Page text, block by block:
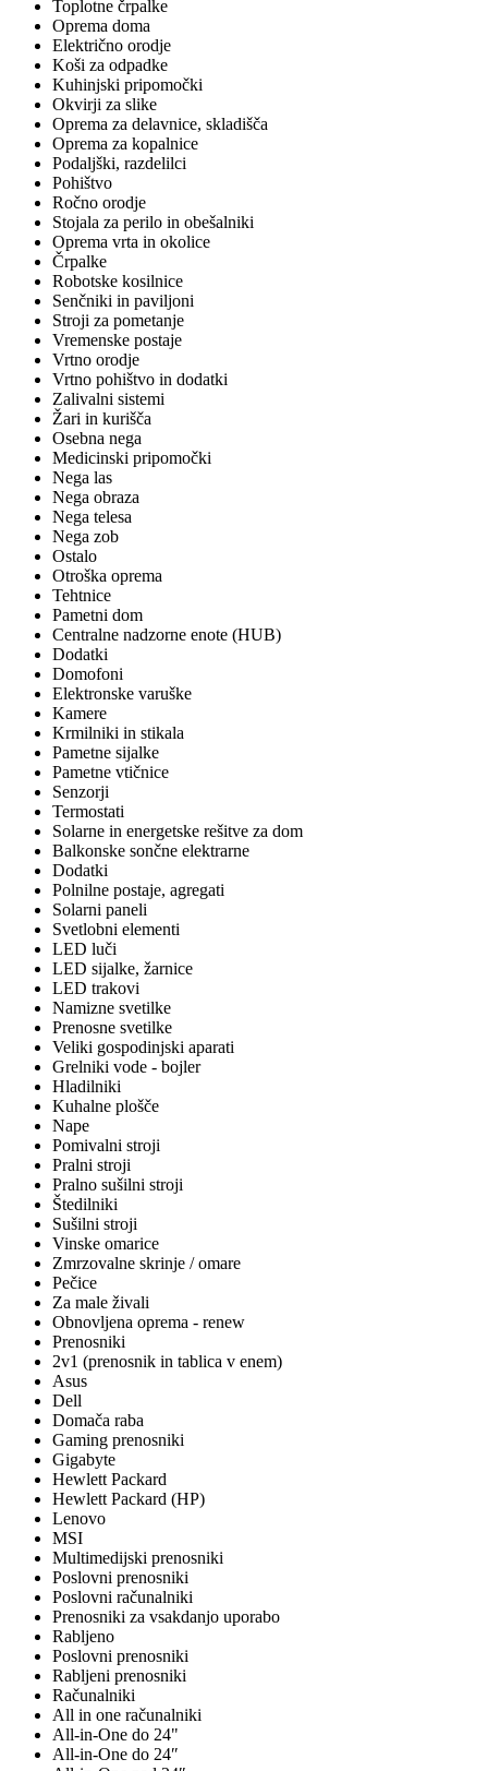
Toplotne črpalke
Oprema doma
Električno orodje
Koši za odpadke
Kuhinjski pripomočki
Okvirji za slike
Oprema za delavnice, skladišča
Oprema za kopalnice
Podaljški, razdelilci
Pohištvo
Ročno orodje
Stojala za perilo in obešalniki
Oprema vrta in okolice
Črpalke
Robotske kosilnice
Senčniki in paviljoni
Stroji za pometanje
Vremenske postaje
Vrtno orodje
Vrtno pohištvo in dodatki
Zalivalni sistemi
Žari in kurišča
Osebna nega
Medicinski pripomočki
Nega las
Nega obraza
Nega telesa
Nega zob
Ostalo
Otroška oprema
Tehtnice
Pametni dom
Centralne nadzorne enote (HUB)
Dodatki
Domofoni
Elektronske varuške
Kamere
Krmilniki in stikala
Pametne sijalke
Pametne vtičnice
Senzorji
Termostati
Solarne in energetske rešitve za dom
Balkonske sončne elektrarne
Dodatki
Polnilne postaje, agregati
Solarni paneli
Svetlobni elementi
LED luči
LED sijalke, žarnice
LED trakovi
Namizne svetilke
Prenosne svetilke
Veliki gospodinjski aparati
Grelniki vode - bojler
Hladilniki
Kuhalne plošče
Nape
Pomivalni stroji
Pralni stroji
Pralno sušilni stroji
Štedilniki
Sušilni stroji
Vinske omarice
Zmrzovalne skrinje / omare
Pečice
Za male živali
Obnovljena oprema - renew
Prenosniki
2v1 (prenosnik in tablica v enem)
Asus
Dell
Domača raba
Gaming prenosniki
Gigabyte
Hewlett Packard
Hewlett Packard (HP)
Lenovo
MSI
Multimedijski prenosniki
Poslovni prenosniki
Poslovni računalniki
Prenosniki za vsakdanjo uporabo
Rabljeno
Poslovni prenosniki
Rabljeni prenosniki
Računalniki
All in one računalniki
All-in-One do 24"
All-in-One do 24″